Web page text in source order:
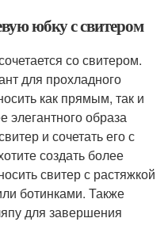
юбку с свитером
со свитером.
для прохладного
как прямым, так и
элегантного образа
и сочетать его с
создать более
свитер с растяжкой
ботинками. Также
для завершения